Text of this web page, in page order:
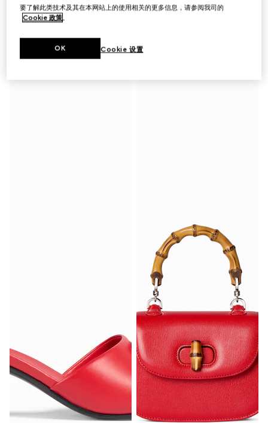
€ 1.500
要了解此类技术及其在本网站上的使用相关的更多信息，请参阅我司的
Cookie 政策。
Cookie 设置
OK